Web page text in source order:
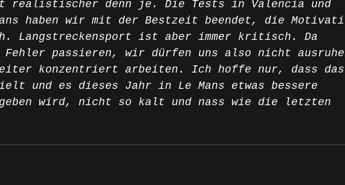
realistischer denn je. Die Tests in Valencia und
haben wir mit der Bestzeit beendet, die
Langstreckensport ist aber immer kritisch. Da
Fehler passieren, wir dürfen uns also nicht
weiter konzentriert arbeiten. Ich hoffe nur, dass das
und es dieses Jahr in Le Mans etwas bessere
geben wird, nicht so kalt und nass wie die letzten